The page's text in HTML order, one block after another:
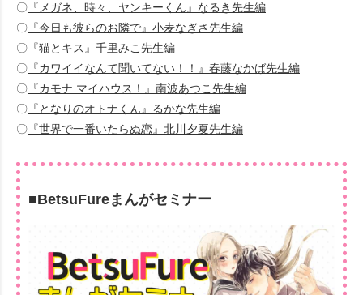
〇 『メガネ、時々、ヤンキーくん』なるき先生編
〇 『今日も彼らのお隣で』小麦なぎさ先生編
〇 『猫とキス』千里みこ先生編
〇 『カワイイなんて聞いてない！！』春藤なかば先生編
〇 『カモナ マイハウス！』南波あつこ先生編
〇 『となりのオトナくん』るかな先生編
〇 『世界で一番いたらぬ恋』北川夕夏先生編
■BetsuFureまんがセミナー